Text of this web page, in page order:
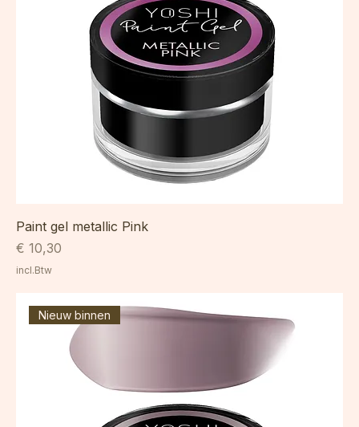
Paint gel metallic Pink
Prijs
€ 10,30
Nieuw binnen